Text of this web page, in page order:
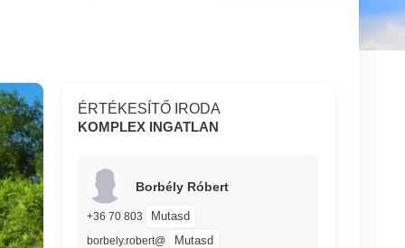
ÉRTÉKESÍTŐ IRODA
KOMPLEX INGATLAN
Borbély Róbert
+36 70 803 Mutasd
borbely.robert@ Mutasd